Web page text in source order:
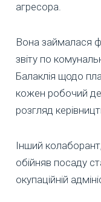
агресора.
Вона займалася
звіту по
Балаклія щодо
кожен робочий
розгляд
Інший
обійняв посаду
окупаційній